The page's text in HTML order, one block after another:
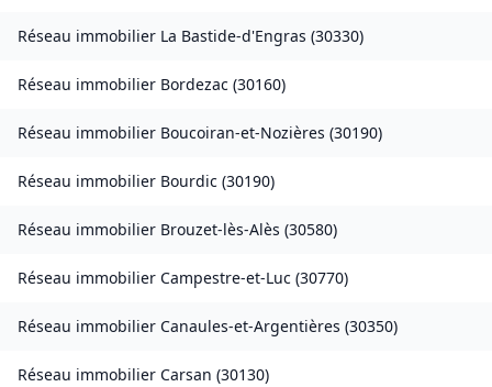
Réseau immobilier La Bastide-d'Engras (30330)
Réseau immobilier Bordezac (30160)
Réseau immobilier Boucoiran-et-Nozières (30190)
Réseau immobilier Bourdic (30190)
Réseau immobilier Brouzet-lès-Alès (30580)
Réseau immobilier Campestre-et-Luc (30770)
Réseau immobilier Canaules-et-Argentières (30350)
Réseau immobilier Carsan (30130)